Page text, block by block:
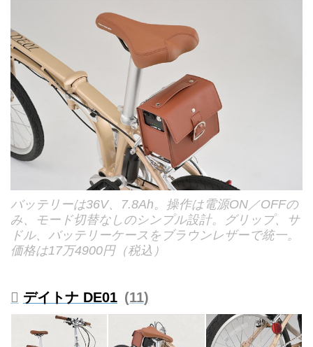
バッテリーは36V、7.8Ah。操作は電源ON／OFFの
み、モード切替なしのシンプル設計。グリップ、サ
ドル、バッテリーケースをブラウンレザーで統一。
価格は17万4900円（税込）
デイトナ DE01 11